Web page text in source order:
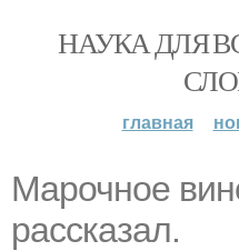
НАУКА ДЛЯ
главная
Марочное
рассказал.